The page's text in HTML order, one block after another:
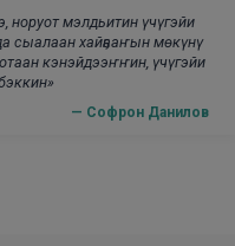
норуот мэлдьитин үчүгэйи
сыалаан хайҕааҥын мөкүнү
кэнэйдээҥҥин, үчүгэйи
— Софрон Данилов
modal-